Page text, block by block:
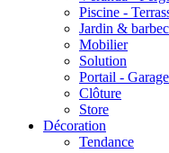
Piscine -
Jardin &
Mobilier
Solution
Portail - Garage
Clôture
Store
Décoration
Tendance